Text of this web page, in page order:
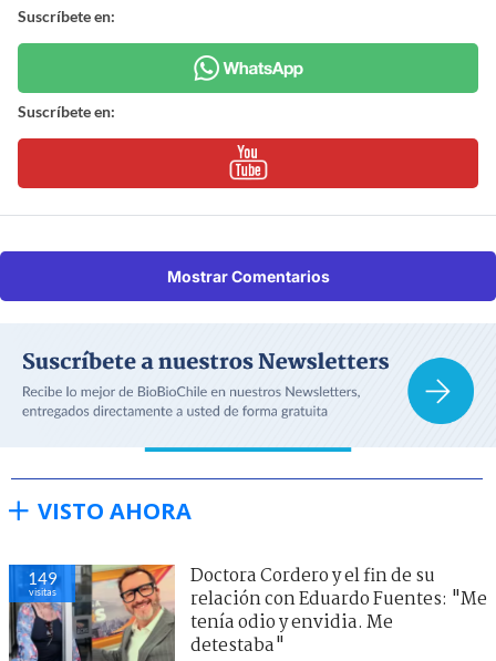
Suscríbete en:
Suscríbete en:
Mostrar Comentarios
VISTO AHORA
149
visitas
Doctora Cordero y el fin de su
relación con Eduardo Fuentes: "Me
tenía odio y envidia. Me
detestaba"